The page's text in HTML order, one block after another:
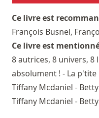
Ce livre est
François Busnel,
Ce livre est
8 autrices, 8 univers,
absolument ! - La
Tiffany Mcdaniel -
Tiffany Mcdaniel -